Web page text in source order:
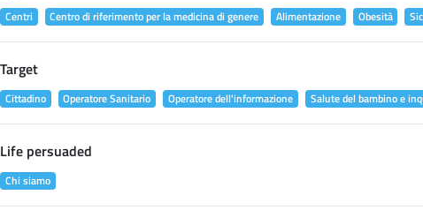
Centri Centro di riferimento per la medicina di genere Alimentazione Obesità
Target
Cittadino Operatore Sanitario Operatore dell'informazione Salute del bambino e
Life persuaded
Chi siamo